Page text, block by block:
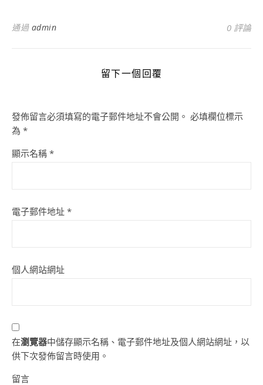
通過 admin 0 評論
留下一個回覆
發佈留言必須填寫的電子郵件地址不會公開。 必填欄位標示
為 *
顯示名稱 *
電子郵件地址 *
個人網站網址
在瀏覽器中儲存顯示名稱、電子郵件地址及個人網站網址，以
供下次發佈留言時使用。
留言